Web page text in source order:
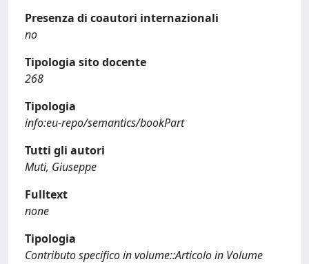
Presenza di coautori internazionali
no
Tipologia sito docente
268
Tipologia
info:eu-repo/semantics/bookPart
Tutti gli autori
Muti, Giuseppe
Fulltext
none
Tipologia
Contributo specifico in volume::Articolo in Volume